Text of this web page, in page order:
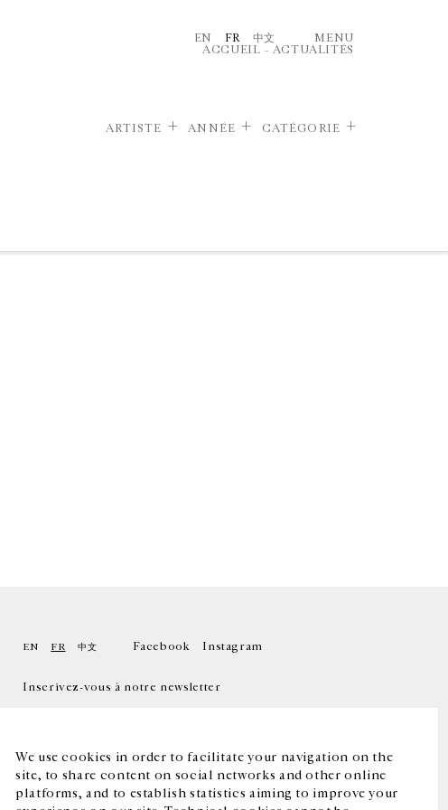
We use cookies in order to facilitate your navigation on the
site, to share content on social networks and other online
platforms, and to establish statistics aiming to improve your
EN FR 中文
MENU
ACCUEIL – ACTUALITÉS
ARTISTE ANNÉE CATÉGORIE
EN FR 中文 Facebook Instagram
Inscrivez-vous à notre newsletter